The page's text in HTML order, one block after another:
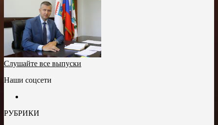
Слушайте все выпуски
Наши соцсети
РУБРИКИ